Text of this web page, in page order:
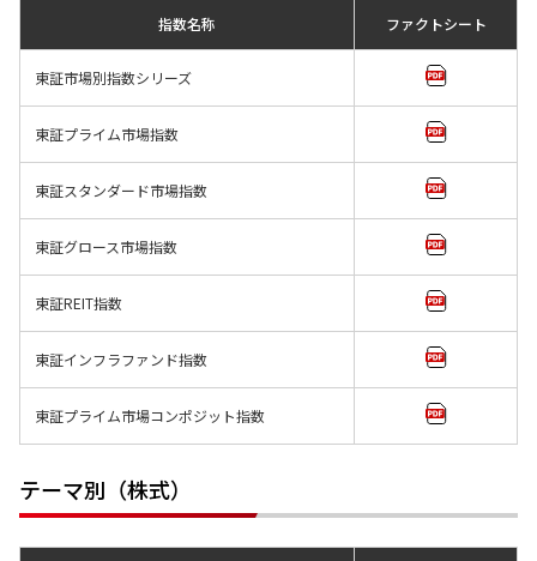
指数名称 ファクトシート
東証市場別指数シリーズ
東証プライム市場指数
東証スタンダード市場指数
東証グロース市場指数
東証REIT指数
東証インフラファンド指数
東証プライム市場コンポジット指数
テーマ別（株式）